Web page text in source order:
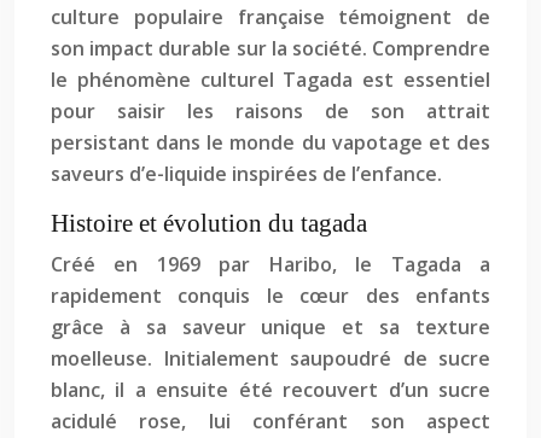
culture populaire française témoignent de
son impact durable sur la société. Comprendre
le phénomène culturel Tagada est essentiel
pour saisir les raisons de son attrait
persistant dans le monde du vapotage et des
saveurs d’e-liquide inspirées de l’enfance.
Histoire et évolution du tagada
Créé en 1969 par Haribo, le Tagada a
rapidement conquis le cœur des enfants
grâce à sa saveur unique et sa texture
moelleuse. Initialement saupoudré de sucre
blanc, il a ensuite été recouvert d’un sucre
acidulé rose, lui conférant son aspect